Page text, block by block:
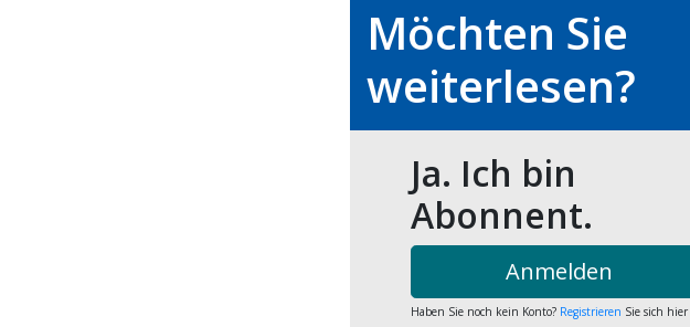
Möchten Sie
weiterlesen?
Ja. Ich bin
Abonnent.
Anmelden
Haben Sie noch kein Konto?Registrieren Sie sich hier